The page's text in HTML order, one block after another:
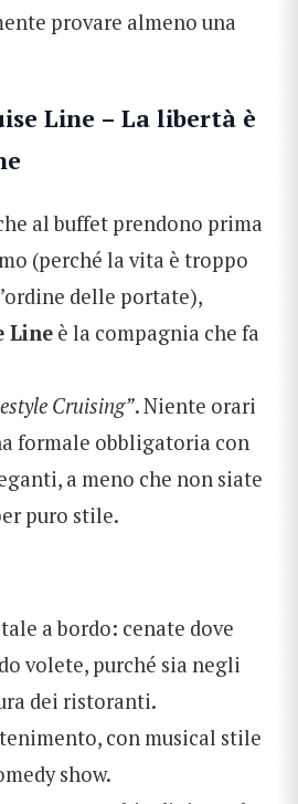
provare almeno una
Line – La libertà è
al buffet prendono prima
(perché la vita è troppo
delle portate),
Line è la compagnia che fa
Cruising”. Niente orari
formale obbligatoria con
a meno che non siate
puro stile.
a bordo: cenate dove
volete, purché sia negli
dei ristoranti.
con musical stile
show.